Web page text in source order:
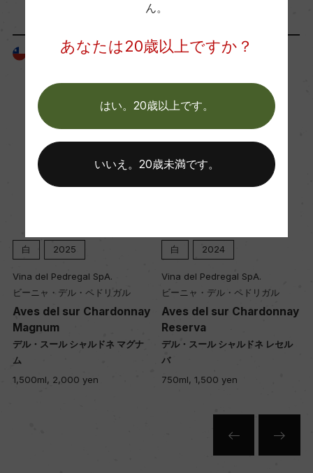
醗酵・熟成
醗酵：ステンレスタンク
年間生産量
6000000
ー
樹齢
10年
白 2025
Vina del Pedregal SpA.
ビーニャ・デル・ペドリガル
Aves del sur Chardonnay
Magnum
デル・スール シャルドネ マグナ
ム
1,500ml, 2,000 yen
チリ
白 2024
Vina del Pedregal SpA.
ビーニャ・デル・ペドリガル
Aves del sur Chardonnay
Reserva
デル・スール シャルドネ レセル
バ
750ml, 1,500 yen
ん。
あなたは20歳以上ですか？
はい。20歳以上です。
いいえ。20歳未満です。